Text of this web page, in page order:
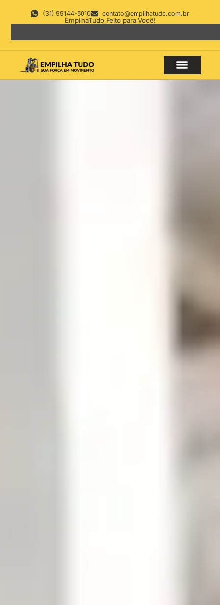
(31) 99144-5010 contato@empilhatudo.com.br
EmpilhaTudo Feito para Você!